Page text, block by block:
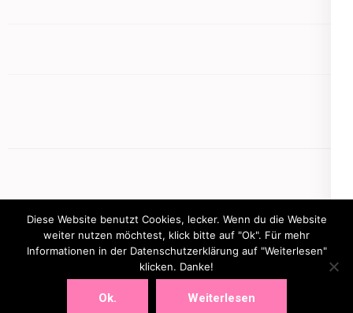
mamasbusiness.de
Diese Website benutzt Cookies, lecker. Wenn du die Website
weiter nutzen möchtest, klick bitte auf "Ok". Für mehr
Informationen in der Datenschutzerklärung auf "Weiterlesen"
klicken. Danke!
Ok. Weiterlesen